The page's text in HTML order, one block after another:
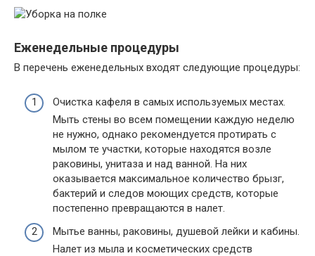
Еженедельные процедуры
В перечень еженедельных входят следующие процедуры:
Очистка кафеля в самых используемых местах.
Мыть стены во всем помещении каждую неделю
не нужно, однако рекомендуется протирать с
мылом те участки, которые находятся возле
раковины, унитаза и над ванной. На них
оказывается максимальное количество брызг,
бактерий и следов моющих средств, которые
постепенно превращаются в налет.
Мытье ванны, раковины, душевой лейки и кабины.
Налет из мыла и косметических средств